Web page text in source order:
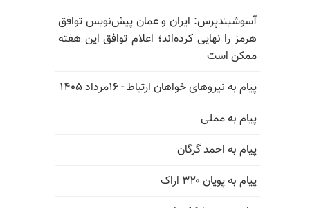
آسوشیتدپرس: ایران و عمان پیش‌نویس توافق
هرمز را نهایی کرده‌اند؛ اعلام توافق این هفته
ممکن است
پیام به نیروهای خواهان ارتباط - ۱۶مرداد ۱۴۰۵
پیام به مملی
پیام به احمد گرگان
پیام به پویان ۳۲۰ اراک